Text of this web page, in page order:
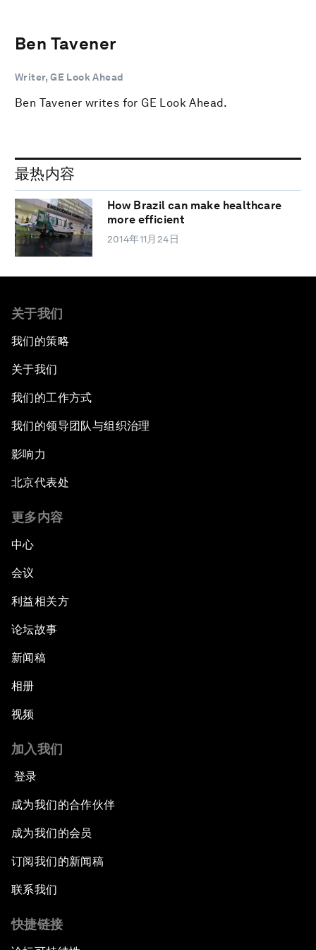
Ben Tavener
Writer, GE Look Ahead
Ben Tavener writes for GE Look Ahead.
最热内容
How Brazil can make healthcare
more efficient
2014年11月24日
关于我们
我们的策略
关于我们
我们的工作方式
我们的领导团队与组织治理
影响力
北京代表处
更多内容
中心
会议
利益相关方
论坛故事
新闻稿
相册
视频
加入我们
登录
成为我们的合作伙伴
成为我们的会员
订阅我们的新闻稿
联系我们
快捷链接